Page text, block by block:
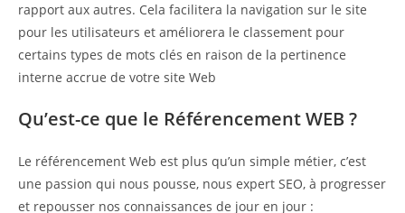
rapport aux autres. Cela facilitera la navigation sur le site
pour les utilisateurs et améliorera le classement pour
certains types de mots clés en raison de la pertinence
interne accrue de votre site Web
Qu’est-ce que le Référencement WEB ?
Le référencement Web est plus qu’un simple métier, c’est
une passion qui nous pousse, nous expert SEO, à progresser
et repousser nos connaissances de jour en jour :